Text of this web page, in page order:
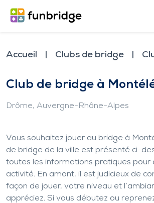
Accueil Clubs de bridge
Club de bridge à
Drôme, Auvergne-Rhône-Alpes
Vous souhaitez jouer au bridge à
de bridge de la ville est présenté ci-
toutes les informations pratiques pour
activité. En amont, il est judicieux de
façon de jouer, votre niveau et
appréciez. Si vous débutez ou